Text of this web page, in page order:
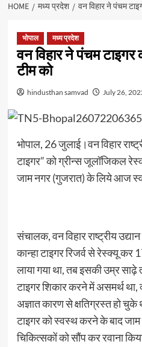
HOME मध्य प्रदेश वन विहार ने पंचम
भोपाल मध्य प्रदेश
वन विहार ने पंचम टाइगर
टीम को
hindusthan samvad July 26,
भोपाल, 26 जुलाई।वन विहार
टाइगर” को ग्रीन्स जूलॉजिकल
जाम नगर (गुजरात) के लिये आज
संचालक, वन विहार राष्ट्रीय
कान्हा टाइगर रिजर्व से रेस्क्यू कर
लाया गया था, तब इसकी उम्र
टाइगर शिकार करने में असमर्थ
अज्ञात कारण से क्षतिग्रस्त हो चुके
टाइगर को स्वस्थ करने के बाद
चिकित्सकों को सौंप कर रवाना